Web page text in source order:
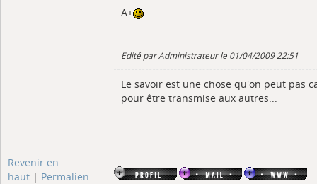
A+
Edité par Administrateur le 01/04/2009 22:51
Le savoir est une chose qu'on peut pas
pour être transmise aux autres...
Revenir en
haut | Permalien